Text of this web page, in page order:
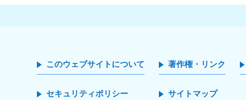
このウェブサイトについて 著作権・リンク
セキュリティポリシー サイトマップ